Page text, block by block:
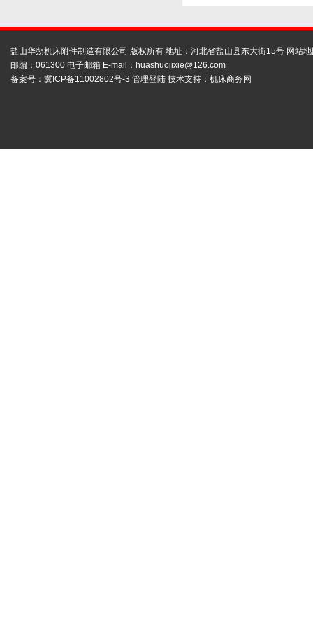
盐山华蒴机床附件制造有限公司 版权所有 地址：河北省盐山县东大街15号 网站
邮编：061300 电子邮箱 E-mail： huashuojixie@126.com
备案号： 冀ICP备11002802号-3 管理登陆 技术支持： 机床商务网